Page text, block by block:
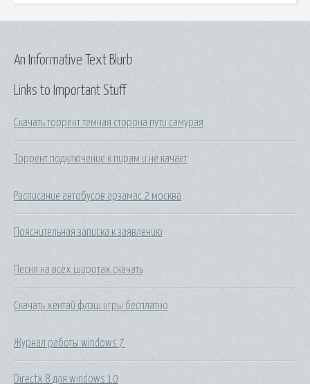
Links to Important Stuff
Скачать торрент темная сторона пути самурая
Торрент подключение к пирам и не качает
Расписание автобусов арзамас 2 москва
Пояснительная записка к заявлению
Песня на всех широтах скачать
Скачать хентай флэш игры бесплатно
Журнал работы windows 7
Directx 8 для windows 10
An Informative Text Blurb